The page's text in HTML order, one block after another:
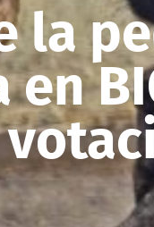
la